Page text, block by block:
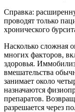
Справка:
проводят только
хронического
Насколько сложная
многих факторов,
здоровья.
вмешательства
занимает около
назначаются
препаратов.
разрешается через